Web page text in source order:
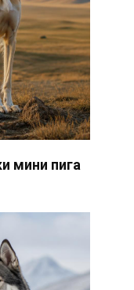
мини пига